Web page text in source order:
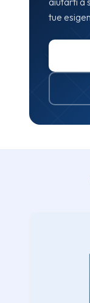
tue